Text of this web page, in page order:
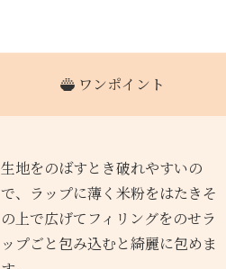
ワンポイント
生地をのばすとき破れやすいの
で、ラップに薄く米粉をはたきそ
の上で広げてフィリングをのせラ
ップごと包み込むと綺麗に包めま